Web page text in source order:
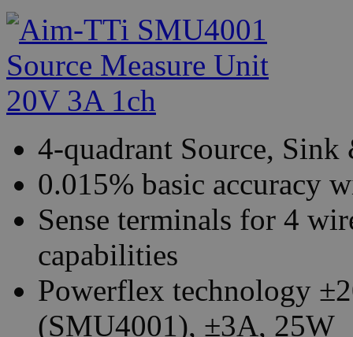
4-quadrant Source, Sink
0.015% basic accuracy
Sense terminals for 4
capabilities
Powerflex technology
(SMU4001), ±3A, 25W